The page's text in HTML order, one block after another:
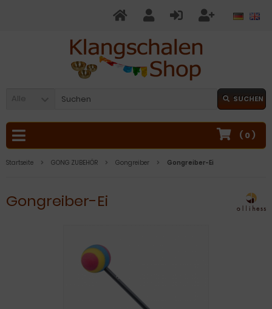
Alle SUCHEN
( 0 )
Startseite GONG ZUBEHÖR Gongreiber Gongreiber-Ei
Gongreiber-Ei